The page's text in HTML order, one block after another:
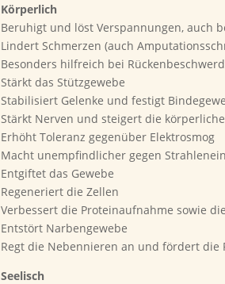
Körperlich
Beruhigt und löst Verspannungen, auch
Lindert Schmerzen (auch
Besonders hilfreich bei
Stärkt das Stützgewebe
Stabilisiert Gelenke und festigt
Stärkt Nerven und steigert die
Erhöht Toleranz gegenüber Elektrosmog
Macht unempfindlicher gegen
Entgiftet das Gewebe
Regeneriert die Zellen
Verbessert die Proteinaufnahme sowie
Entstört Narbengewebe
Regt die Nebennieren an und fördert die
Seelisch